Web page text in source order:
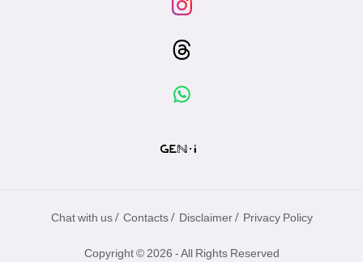
Chat with us / Contacts / Disclaimer / Privacy Policy
Copyright © 2026 - All Rights Reserved